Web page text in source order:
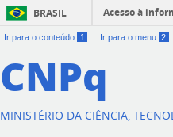
BRASIL Acesso à
Ir para o conteúdo 1 Ir para o menu 2
CNPq
MINISTÉRIO DA CIÊNCIA,